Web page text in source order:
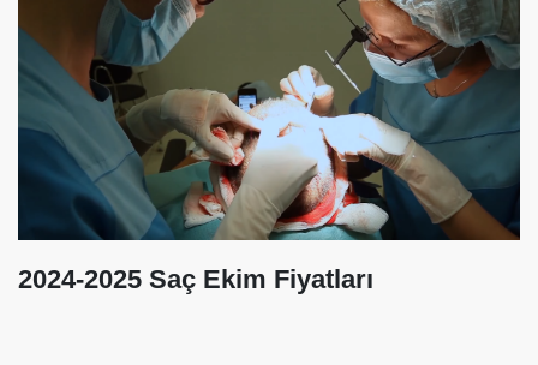
2024-2025 Saç Ekim Fiyatları